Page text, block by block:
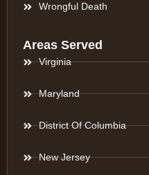
Wrongful Death
Areas Served
Virginia
Maryland
District Of Columbia
New Jersey